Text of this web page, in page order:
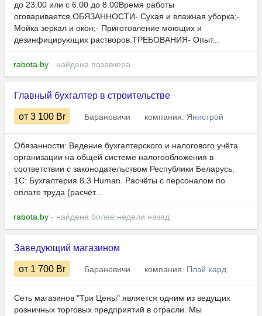
до 23.00 или с 6.00 до 8.00Время работы
оговаривается.ОБЯЗАННОСТИ- Сухая и влажная уборка;-
Мойка зеркал и окон;- Приготовление моющих и
дезинфицирующих растворов.ТРЕБОВАНИЯ- Опыт...
rabota.by - найдена позавчера
Главный бухгалтер в строительстве
от 3 100 Br Барановичи компания: Янистрой
Обязанности: Ведение бухгалтерского и налогового учёта
организации на общей системе налогообложения в
соответствии с законодательством Республики Беларусь.
1С: Бухгалтерия 8.3 Human.​​​​​ Расчёты с персоналом по
оплате труда (расчёт...
rabota.by - найдена более недели назад
Заведующий магазином
от 1 700 Br Барановичи компания: Плэй хард
Сеть магазинов "Три Цены" является одним из ведущих
розничных торговых предприятий в отрасли. Мы